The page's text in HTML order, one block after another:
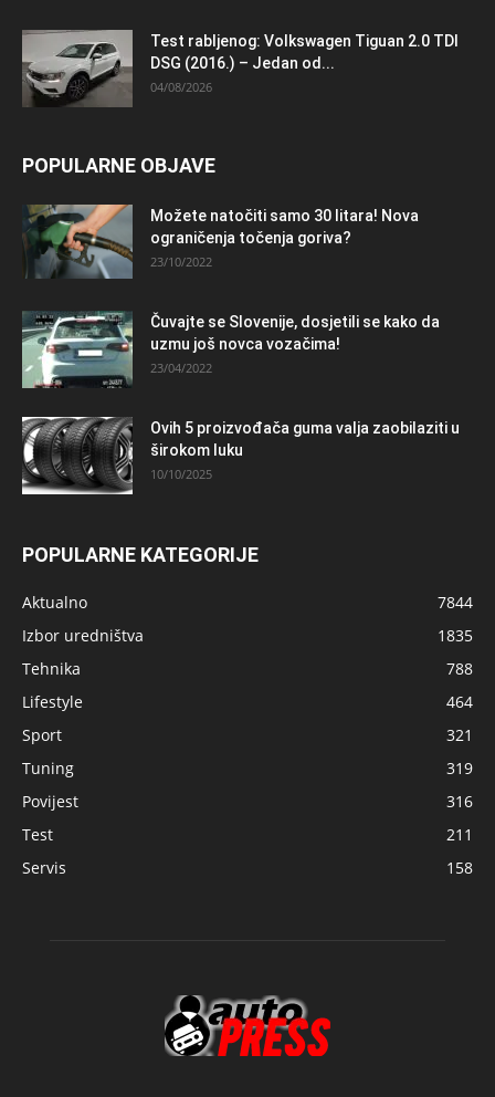
Test rabljenog: Volkswagen Tiguan 2.0 TDI
DSG (2016.) – Jedan od...
04/08/2026
POPULARNE OBJAVE
Možete natočiti samo 30 litara! Nova
ograničenja točenja goriva?
23/10/2022
Čuvajte se Slovenije, dosjetili se kako da
uzmu još novca vozačima!
23/04/2022
Ovih 5 proizvođača guma valja zaobilaziti u
širokom luku
10/10/2025
POPULARNE KATEGORIJE
Aktualno
7844
Izbor uredništva
1835
Tehnika
788
Lifestyle
464
Sport
321
Tuning
319
Povijest
316
Test
211
Servis
158